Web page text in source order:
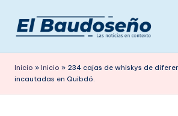
Saltar
contenido
e
ri
en
Inicio » Inicio » 234 cajas de whiskys de
incautadas en Quibdó.